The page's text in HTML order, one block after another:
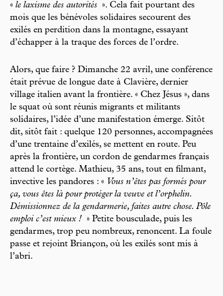
« le laxisme des autorités ». Cela fait pourtant des
mois que les bénévoles solidaires secourent des
exilés en perdition dans la montagne, essayant
d’échapper à la traque des forces de l’ordre.
Alors, que faire ? Dimanche 22 avril, une conférence
était prévue de longue date à Clavière, dernier
village italien avant la frontière. « Chez Jésus », dans
le squat où sont réunis migrants et militants
solidaires, l’idée d’une manifestation émerge. Sitôt
dit, sitôt fait : quelque 120 personnes, accompagnées
d’une trentaine d’exilés, se mettent en route. Peu
après la frontière, un cordon de gendarmes français
attend le cortège. Mathieu, 35 ans, tout en filmant,
invective les pandores : « Vous n’êtes pas formés pour
ça, vous êtes là pour protéger la veuve et l’orphelin.
Démissionnez de la gendarmerie, faites autre chose. Pôle
emploi c’est mieux ! » Petite bousculade, puis les
gendarmes, trop peu nombreux, renoncent. La foule
passe et rejoint Briançon, où les exilés sont mis à
l’abri.